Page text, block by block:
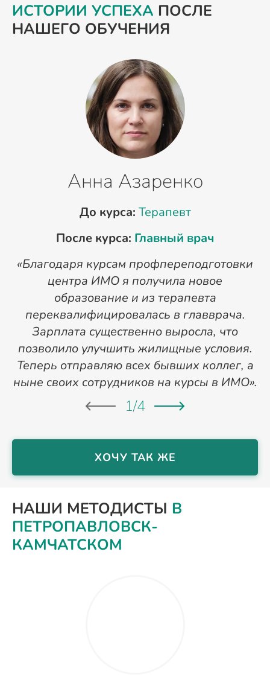
ИСТОРИИ УСПЕХА ПОСЛЕ
НАШЕГО ОБУЧЕНИЯ
Анна Азаренко
До курса: Терапевт
После курса: Главный врач
«Благодаря курсам профпереподготовки
центра ИМО я получила новое
образование и из терапевта
переквалифицировалась в главврача.
Зарплата существенно выросла, что
позволило улучшить жилищные условия.
Теперь отправляю всех бывших коллег, а
ныне своих сотрудников на курсы в ИМО».
1/4
ХОЧУ ТАК ЖЕ
НАШИ МЕТОДИСТЫ В
ПЕТРОПАВЛОВСК-
КАМЧАТСКОМ